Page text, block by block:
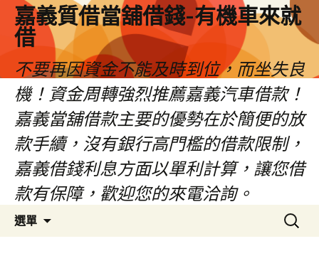
嘉義質借當舖借錢-有機車來就
借
不要再因資金不能及時到位，而坐失良
機！資金周轉強烈推薦嘉義汽車借款！
嘉義當舖借款主要的優勢在於簡便的放
款手續，沒有銀行高門檻的借款限制，
嘉義借錢利息方面以單利計算，讓您借
款有保障，歡迎您的來電洽詢。
選單
搜
尋